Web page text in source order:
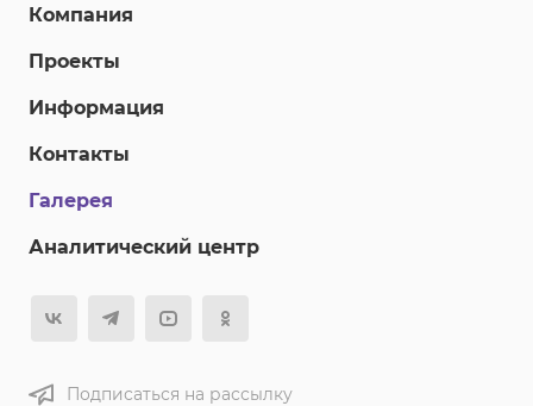
Компания
Проекты
Информация
Контакты
Галерея
Аналитический центр
Подписаться на рассылку